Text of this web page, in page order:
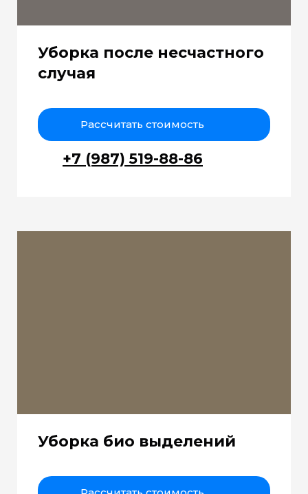
Уборка после несчастного
случая
Рассчитать стоимость
+7 (987) 519-88-86
Уборка био выделений